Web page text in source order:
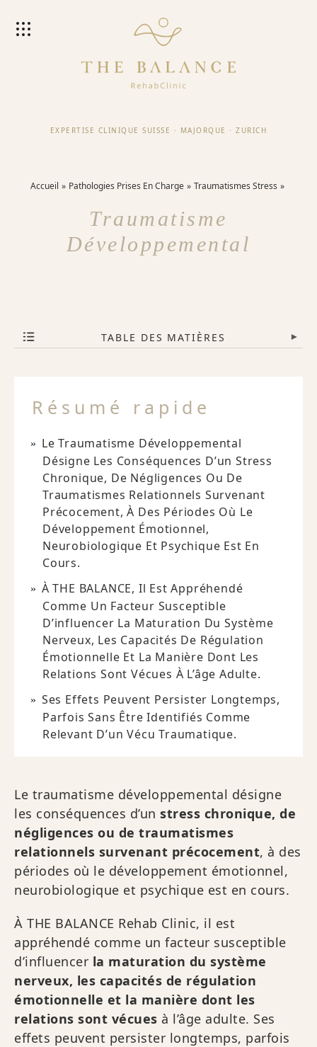
EXPERTISE CLINIQUE SUISSE · MAJORQUE · ZURICH
Accueil Pathologies Prises En Charge Traumatismes Stress
Traumatisme
Développemental
TABLE DES MATIÈRES ▾
Résumé rapide
Le Traumatisme Développemental
Désigne Les Conséquences D’un Stress
Chronique, De Négligences Ou De
Traumatismes Relationnels Survenant
Précocement, À Des Périodes Où Le
Développement Émotionnel,
Neurobiologique Et Psychique Est En
Cours.
À THE BALANCE, Il Est Appréhendé
Comme Un Facteur Susceptible
D’influencer La Maturation Du Système
Nerveux, Les Capacités De Régulation
Émotionnelle Et La Manière Dont Les
Relations Sont Vécues À L’âge Adulte.
Ses Effets Peuvent Persister Longtemps,
Parfois Sans Être Identifiés Comme
Relevant D’un Vécu Traumatique.
Le traumatisme développemental désigne
les conséquences d’un stress chronique, de
négligences ou de traumatismes
relationnels survenant précocement, à des
périodes où le développement émotionnel,
neurobiologique et psychique est en cours.
À THE BALANCE Rehab Clinic, il est
appréhendé comme un facteur susceptible
d’influencer la maturation du système
nerveux, les capacités de régulation
émotionnelle et la manière dont les
relations sont vécues à l’âge adulte. Ses
effets peuvent persister longtemps, parfois